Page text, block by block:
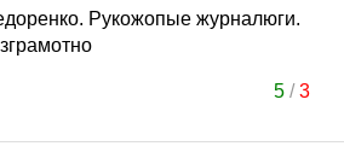
Рукожопые журналюги.
5/3